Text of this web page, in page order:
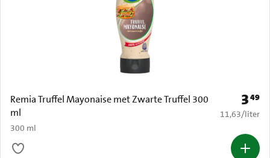
Remia Truffel Mayonaise met Zwarte Truffel 300
ml
300 ml
Prijs:
349
€ 11,63 per
11,63/liter